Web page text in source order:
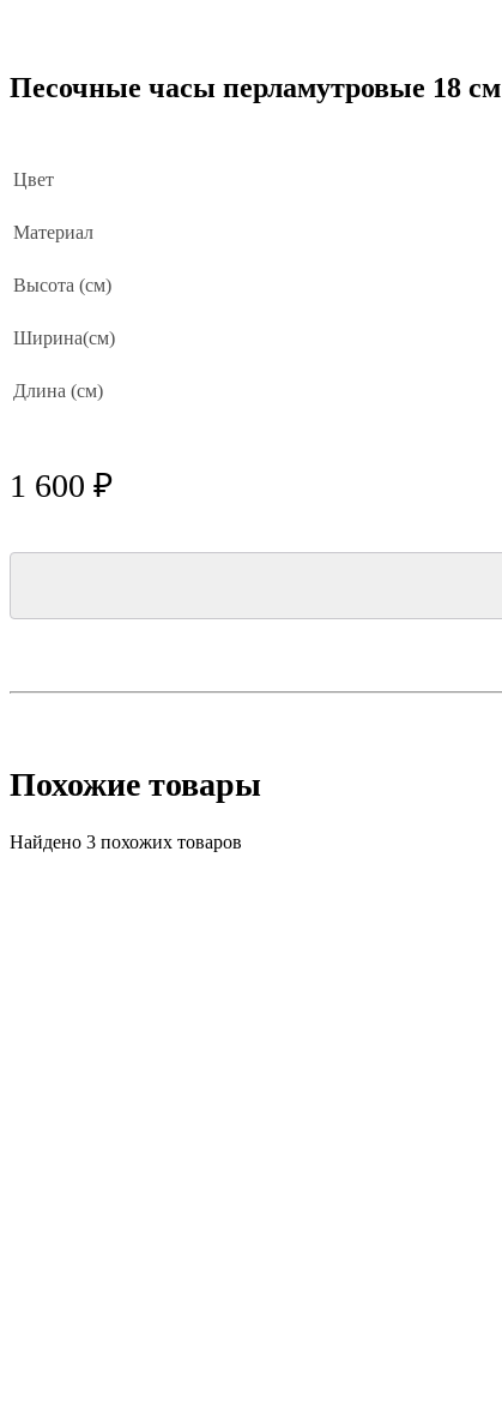
Песочные часы перламутровые 18 см
Цвет
Материал
Высота (см)
Ширина(см)
Длина (см)
1 600 ₽
Похожие товары
Найдено 3 похожих товаров